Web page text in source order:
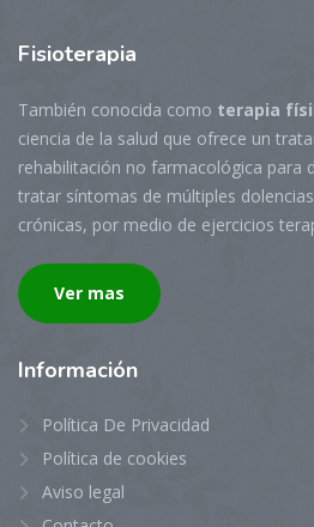
Fisioterapia
También conocida como terapia
ciencia de la salud que ofrece un
rehabilitación no farmacológica para
tratar síntomas de múltiples
crónicas, por medio de ejercicios
Ver mas
Información
Política De Privacidad
Política de cookies
Aviso legal